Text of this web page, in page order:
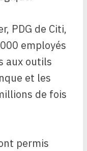
PDG de Citi,
employés
aux outils
et les
de fois
permis